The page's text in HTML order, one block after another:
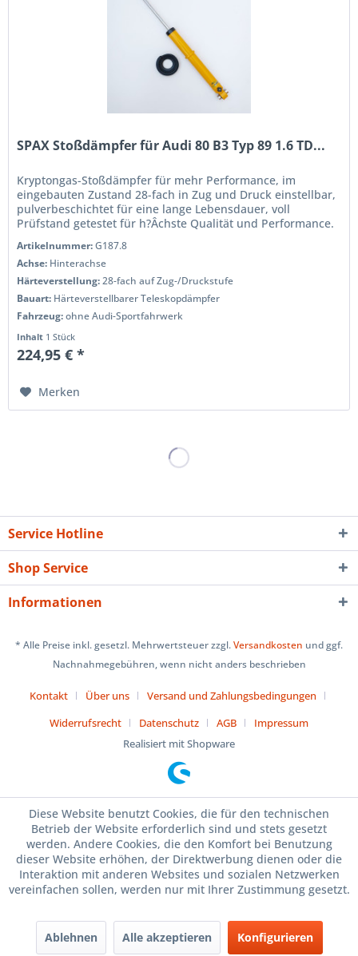
SPAX Stoßdämpfer für Audi 80 B3 Typ 89 1.6 TD...
Kryptongas-Stoßdämpfer für mehr Performance, im
eingebauten Zustand 28-fach in Zug und Druck einstellbar,
pulverbeschichtet für eine lange Lebensdauer, voll
Prüfstand getestet für h?Âchste Qualität und Performance.
Artikelnummer:G187.8
Achse: Hinterachse
Härteverstellung:28-fach auf Zug-/Druckstufe
Bauart: Härteverstellbarer Teleskopdämpfer
Fahrzeug:ohne Audi-Sportfahrwerk
Inhalt 1 Stück
224,95 € *
Merken
Service Hotline
Shop Service
Informationen
* Alle Preise inkl. gesetzl. Mehrwertsteuer zzgl.Versandkosten und ggf.
Nachnahmegebühren, wenn nicht anders beschrieben
Kontakt Über uns
Versand und Zahlungsbedingungen
Widerrufsrecht
Datenschutz AGB
Impressum
Realisiert mit Shopware
Diese Website benutzt Cookies, die für den technischen
Betrieb der Website erforderlich sind und stets gesetzt
werden. Andere Cookies, die den Komfort bei Benutzung
dieser Website erhöhen, der Direktwerbung dienen oder die
Interaktion mit anderen Websites und sozialen Netzwerken
vereinfachen sollen, werden nur mit Ihrer Zustimmung gesetzt.
Ablehnen Alle akzeptieren Konfigurieren